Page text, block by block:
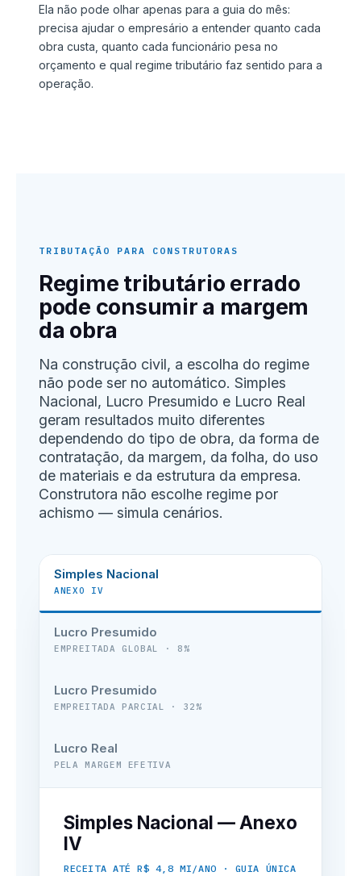
Ela não pode olhar apenas para a guia do mês:
precisa ajudar o empresário a entender quanto cada
obra custa, quanto cada funcionário pesa no
orçamento e qual regime tributário faz sentido para a
operação.
TRIBUTAÇÃO PARA CONSTRUTORAS
Regime tributário errado
pode consumir a margem
da obra
Na construção civil, a escolha do regime
não pode ser no automático. Simples
Nacional, Lucro Presumido e Lucro Real
geram resultados muito diferentes
dependendo do tipo de obra, da forma de
contratação, da margem, da folha, do uso
de materiais e da estrutura da empresa.
Construtora não escolhe regime por
achismo — simula cenários.
Simples Nacional
ANEXO IV
Lucro Presumido
EMPREITADA GLOBAL · 8%
Lucro Presumido
EMPREITADA PARCIAL · 32%
Lucro Real
PELA MARGEM EFETIVA
Simples Nacional — Anexo
IV
RECEITA ATÉ R$ 4,8 MI/ANO · GUIA ÚNICA